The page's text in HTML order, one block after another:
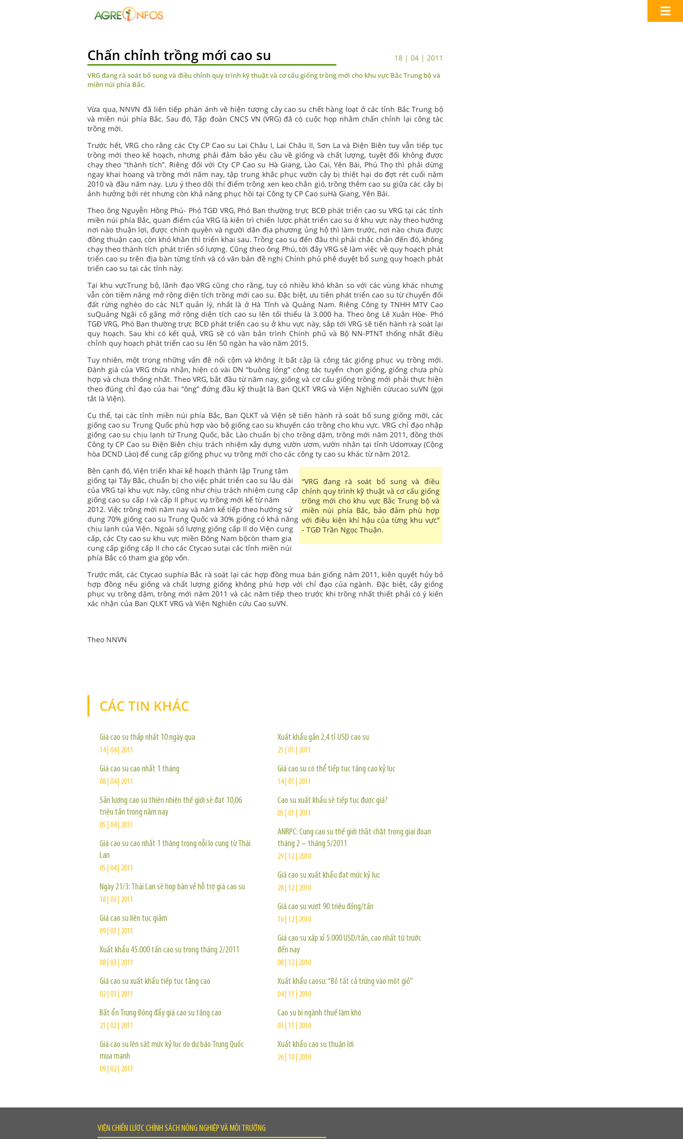
Chấn chỉnh trồng mới cao su 18 | 04 | 2011
VRG đang rà soát bổ sung và điều chỉnh quy trình kỹ thuật và cơ cấu giống trồng mới cho khu vực Bắc Trung bộ và
miền núi phía Bắc.
Vừa qua, NNVN đã liên tiếp phán ánh về hiện tượng cây cao su chết hàng loạt ở các tỉnh Bắc Trung bộ
và miền núi phía Bắc. Sau đó, Tập đoàn CNCS VN (VRG) đã có cuộc họp nhằm chấn chỉnh lại công tác
trồng mới.
Trước hết, VRG cho rằng các Cty CP Cao su Lai Châu I, Lai Châu II, Sơn La và Điện Biên tuy vẫn tiếp tục
trồng mới theo kế hoạch, nhưng phải đảm bảo yêu cầu về giống và chất lượng, tuyệt đối không được
chạy theo “thành tích”. Riêng đối với Cty CP Cao su Hà Giang, Lào Cai, Yên Bái, Phú Thọ thì phải dừng
ngay khai hoang và trồng mới năm nay, tập trung khắc phục vườn cây bị thiệt hại do đợt rét cuối năm
2010 và đầu năm nay. Lưu ý theo dõi thí điểm trồng xen keo chắn gió, trồng thêm cao su giữa các cây bị
ảnh hưởng bởi rét nhưng còn khả năng phục hồi tại Công ty CP Cao suHà Giang, Yên Bái.
Theo ông Nguyễn Hồng Phú- Phó TGĐ VRG, Phó Ban thường trực BCĐ phát triển cao su VRG tại các tỉnh
miền núi phía Bắc, quan điểm của VRG là kiên trì chiến lược phát triển cao su ở khu vực này theo hướng
nơi nào thuận lợi, được chính quyền và người dân địa phương ủng hộ thì làm trước, nơi nào chưa được
đồng thuận cao, còn khó khăn thì triển khai sau. Trồng cao su đến đâu thì phải chắc chắn đến đó, không
chạy theo thành tích phát triển số lượng. Cũng theo ông Phú, tới đây VRG sẽ làm việc về quy hoạch phát
triển cao su trên địa bàn từng tỉnh và có văn bản đề nghị Chính phủ phê duyệt bổ sung quy hoạch phát
triển cao su tại các tỉnh này.
Tại khu vựcTrung bộ, lãnh đạo VRG cũng cho rằng, tuy có nhiều khó khăn so với các vùng khác nhưng
vẫn còn tiềm năng mở rộng diện tích trồng mới cao su. Đặc biệt, ưu tiên phát triển cao su từ chuyển đổi
đất rừng nghèo do các NLT quản lý, nhất là ở Hà Tĩnh và Quảng Nam. Riêng Công ty TNHH MTV Cao
suQuảng Ngãi cố gắng mở rộng diện tích cao su lên tối thiểu là 3.000 ha. Theo ông Lê Xuân Hòe- Phó
TGĐ VRG, Phó Ban thường trực BCĐ phát triển cao su ở khu vực này, sắp tới VRG sẽ tiến hành rà soát lại
quy hoạch. Sau khi có kết quả, VRG sẽ có văn bản trình Chính phủ và Bộ NN-PTNT thống nhất điều
chỉnh quy hoạch phát triển cao su lên 50 ngàn ha vào năm 2015.
Tuy nhiên, một trong những vấn đề nổi cộm và không ít bất cập là công tác giống phục vụ trồng mới.
Đánh giá của VRG thừa nhận, hiện có vài DN “buông lỏng” công tác tuyển chọn giống, giống chưa phù
hợp và chưa thống nhất. Theo VRG, bắt đầu từ năm nay, giống và cơ cấu giống trồng mới phải thực hiện
theo đúng chỉ đạo của hai “ông” đứng đầu kỹ thuật là Ban QLKT VRG và Viện Nghiên cứucao suVN (gọi
tắt là Viện).
Cụ thể, tại các tỉnh miền núi phía Bắc, Ban QLKT và Viện sẽ tiến hành rà soát bổ sung giống mới, các
giống cao su Trung Quốc phù hợp vào bộ giống cao su khuyến cáo trồng cho khu vực. VRG chỉ đạo nhập
giống cao su chịu lạnh từ Trung Quốc, bắc Lào chuẩn bị cho trồng dặm, trồng mới năm 2011, đồng thời
Công ty CP Cao su Điện Biên chịu trách nhiệm xây dựng vườn ươm, vườn nhân tại tỉnh Udomxay (Cộng
hòa DCND Lào) để cung cấp giống phục vụ trồng mới cho các công ty cao su khác từ năm 2012.
“VRG đang rà soát bổ sung và điều
chỉnh quy trình kỹ thuật và cơ cấu giống
trồng mới cho khu vực Bắc Trung bộ và
miền núi phía Bắc, bảo đảm phù hợp
với điều kiện khí hậu của từng khu vực”
- TGĐ Trần Ngọc Thuận.
Bên cạnh đó, Viện triển khai kế hoạch thành lập Trung tâm
giống tại Tây Bắc, chuẩn bị cho việc phát triển cao su lâu dài
của VRG tại khu vực này, cũng như chịu trách nhiệm cung cấp
giống cao su cấp I và cấp II phục vụ trồng mới kể từ năm
2012. Việc trồng mới năm nay và năm kế tiếp theo hướng sử
dụng 70% giống cao su Trung Quốc và 30% giống có khả năng
chịu lạnh của Viện. Ngoài số lượng giống cấp II do Viện cung
cấp, các Cty cao su khu vực miền Đông Nam bộcòn tham gia
cung cấp giống cấp II cho các Ctycao sutại các tỉnh miền núi
phía Bắc có tham gia góp vốn.
Trước mắt, các Ctycao suphía Bắc rà soát lại các hợp đồng mua bán giống năm 2011, kiên quyết hủy bỏ
hợp đồng nếu giống và chất lượng giống không phù hợp với chỉ đạo của ngành. Đặc biệt, cây giống
phục vụ trồng dặm, trồng mới năm 2011 và các năm tiếp theo trước khi trồng nhất thiết phải có ý kiến
xác nhận của Ban QLKT VRG và Viện Nghiên cứu Cao suVN.
Theo NNVN
CÁC TIN KHÁC
Giá cao su thấp nhất 10 ngày qua
14 | 04 | 2011
Giá cao su cao nhất 1 tháng
08 | 04 | 2011
Sản lượng cao su thiên nhiên thế giới sẽ đạt 10,06
triệu tấn trong năm nay
05 | 04 | 2011
Giá cao su cao nhất 1 tháng trong nỗi lo cung từ Thái
Lan
05 | 04 | 2011
Ngày 21/3: Thái Lan sẽ họp bàn về hỗ trợ giá cao su
18 | 03 | 2011
Giá cao su liên tục giảm
09 | 03 | 2011
Xuất khẩu 45.000 tấn cao su trong tháng 2/2011
08 | 03 | 2011
Giá cao su xuất khẩu tiếp tục tăng cao
02 | 03 | 2011
Bất ổn Trung Đông đẩy giá cao su tăng cao
21 | 02 | 2011
Giá cao su lên sát mức kỷ lục do dự báo Trung Quốc
mua mạnh
09 | 02 | 2011
Xuất khẩu gần 2,4 tỉ USD cao su
25 | 01 | 2011
Giá cao su có thể tiếp tục tăng cao kỷ lục
14 | 01 | 2011
Cao su xuất khẩu sẽ tiếp tục được giá?
05 | 01 | 2011
ANRPC: Cung cao su thế giới thắt chặt trong giai đoạn
tháng 2 – tháng 5/2011
29 | 12 | 2010
Giá cao su xuất khẩu đạt mức kỷ lục
28 | 12 | 2010
Giá cao su vượt 90 triệu đồng/tấn
16 | 12 | 2010
Giá cao su xấp xỉ 5.000 USD/tấn, cao nhất từ trước
đến nay
08 | 12 | 2010
Xuất khẩu caosu: “Bỏ tất cả trứng vào một giỏ”
04 | 11 | 2010
Cao su bị ngành thuế làm khó
03 | 11 | 2010
Xuất khẩu cao su thuận lợi
26 | 10 | 2010
VIỆN CHIẾN LƯỢC CHÍNH SÁCH NÔNG NGHIỆP VÀ MÔI TRƯỜNG